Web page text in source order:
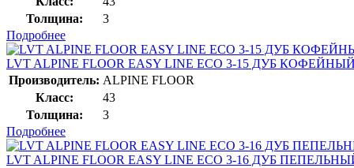
Толщина:
3
Подробнее
LVT ALPINE FLOOR EASY LINE ЕСО 3-15 ДУБ
Производитель: ALPINE FLOOR
Класс:
43
Толщина:
3
Подробнее
LVT ALPINE FLOOR EASY LINE ЕСО 3-16 ДУБ